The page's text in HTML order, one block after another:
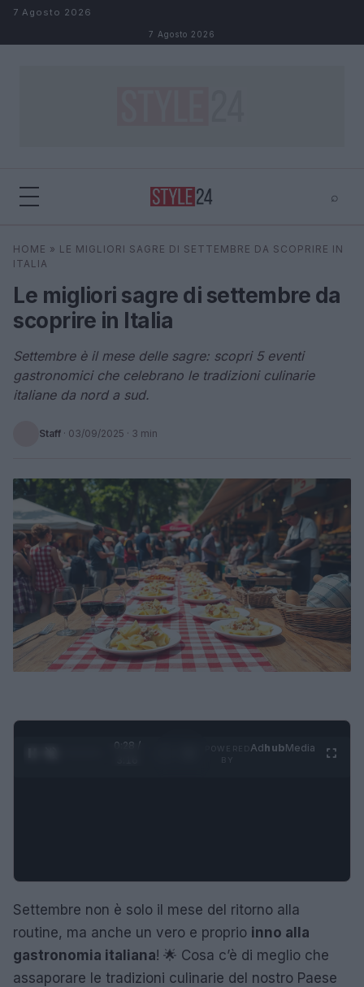
Salta al contenuto
7 Agosto 2026
7 Agosto 2026
⌕
Cerca ⌕ ×
HOME » LE MIGLIORI SAGRE DI SETTEMBRE DA SCOPRIRE IN
ITALIA
Le migliori sagre di settembre da
scoprire in Italia
Settembre è il mese delle sagre: scopri 5 eventi
gastronomici che celebrano le tradizioni culinarie
italiane da nord a sud.
Staff · 03/09/2025 · 3 min
0:28 /
AdhubMedia
Settembre non è solo il mese del ritorno alla
routine, ma anche un vero e proprio inno alla
gastronomia italiana! 🌟 Cosa c’è di meglio che
assaporare le tradizioni culinarie del nostro Paese